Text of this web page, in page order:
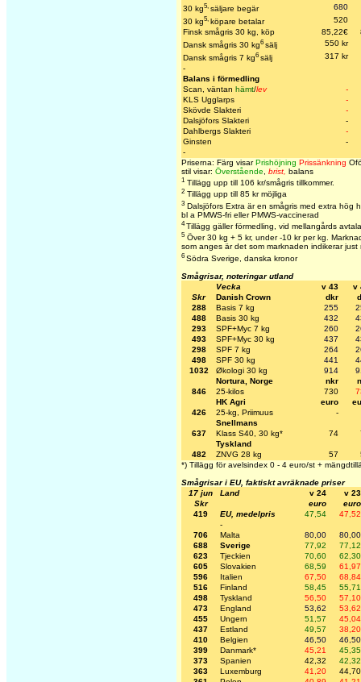
30 kg5, säljare begär
680
30 kg5, köpare betalar
520
Finsk smågris 30 kg, köp
85,22€
Dansk smågris 30 kg6 sälj
550 kr
Dansk smågris 7 kg6 sälj
317 kr
-
Balans i förmedling
Scan, väntan hämt/lev
-
KLS Ugglarps
-
Skövde Slakteri
-
Dalsjöfors Slakteri
-
Dahlbergs Slakteri
-
Ginsten
-
-
Priserna: Färg visarPrishöjning Prissänkning
stil visar: Överstående brist, balans
1 Tillägg upp till 106 kr/smågris tillkommer.
2 Tillägg upp till 85 kr möjliga
3 Dalsjöfors Extra är en smågris med extra hög
bl a PMWS-fri eller PMWS-vaccinerad
4Tillägg gäller förmedling, vid mellangårds
5 Över 30 kg + 5 kr, under -10 kr per kg.
som anges är det som marknaden indikerar just
6 Södra Sverige, danska kronor
Smågrisar, noteringar utland
Vecka
v 43
v
Skr
Danish Crown dkr
288
Basis 7 kg 255
488
Basis 30 kg 432
293
SPF+Myc 7 kg 260
493
SPF+Myc 30 kg 437
298
SPF 7 kg 264
498
SPF 30 kg 441
1032
Økologi 30 kg 914
Nortura, Norge
nkr
846
25-kilos 730
HK Agri
euro
426
25-kg, Priimuus
-
Snellmans
637
Klass S40, 30 kg* 74
Tyskland
482
ZNVG 28 kg 57
*) Tillägg för avelsindex 0 - 4 euro/st +
Smågrisar i EU, faktiskt avräknade priser
17 jun
Land v 24
v 23
Skr
euro
euro
419
EU, medelpris 47,54
47,52
-
706
Malta 80,00
80,00
688
Sverige 77,92
77,12
623
Tjeckien 70,60
62,30
605
Slovakien 68,59
61,97
596
Italien 67,50
68,84
516
Finland 58,45
55,71
498
Tyskland 56,50
57,10
473
England 53,62
53,62
455
Ungern 51,57
45,04
437
Estland 49,57
38,20
410
Belgien 46,50
46,50
399
Danmark* 45,21
45,35
373
Spanien 42,32
42,32
363
Luxemburg 41,20
44,70